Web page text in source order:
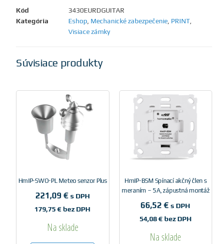
Kód
3430EURDGUITAR
Kategória
Eshop Mechanické zabezpečenie PRINT
Visiace zámky
Súvisiace produkty
HmIP-SWO-PL Meteo senzor Plus
221,09 € s DPH
179,75€ bez DPH
Na sklade
HmIP-BSM Spínací akčný člen s
meraním – 5A, zápustná montáž
66,52€ s DPH
54,08€bez DPH
Na sklade